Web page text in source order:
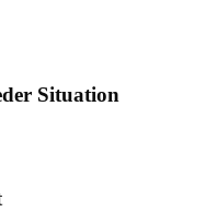
Situation